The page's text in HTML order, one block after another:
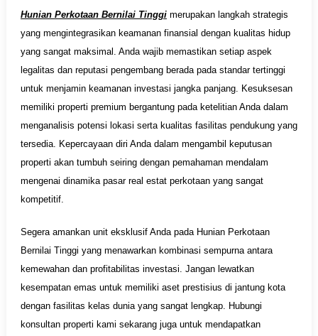
Hunian Perkotaan Bernilai Tinggimerupakan langkah strategis
yang mengintegrasikan keamanan finansial dengan kualitas hidup
yang sangat maksimal. Anda wajib memastikan setiap aspek
legalitas dan reputasi pengembang berada pada standar tertinggi
untuk menjamin keamanan investasi jangka panjang. Kesuksesan
memiliki properti premium bergantung pada ketelitian Anda dalam
menganalisis potensi lokasi serta kualitas fasilitas pendukung yang
tersedia. Kepercayaan diri Anda dalam mengambil keputusan
properti akan tumbuh seiring dengan pemahaman mendalam
mengenai dinamika pasar real estat perkotaan yang sangat
kompetitif.
Segera amankan unit eksklusif Anda pada Hunian Perkotaan
Bernilai Tinggi yang menawarkan kombinasi sempurna antara
kemewahan dan profitabilitas investasi. Jangan lewatkan
kesempatan emas untuk memiliki aset prestisius di jantung kota
dengan fasilitas kelas dunia yang sangat lengkap. Hubungi
konsultan properti kami sekarang juga untuk mendapatkan